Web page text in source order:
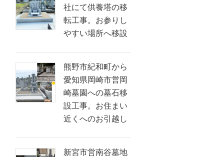
社にて供養塔の移
転工事。お参りし
やすい場所へ移設
熊野市紀和町から
愛知県岡崎市営岡
崎墓園への墓石移
設工事。お住まい
近くへのお引越し
新宮市営南谷墓地